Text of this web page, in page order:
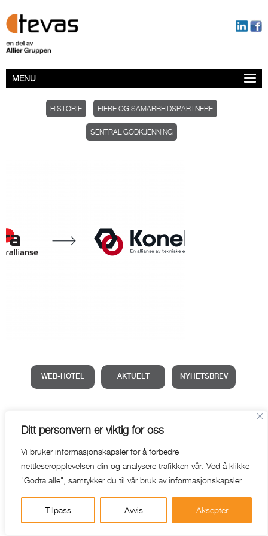
Ditt personvern er viktig for oss
Vi bruker informasjonskapsler for å forbedre
nettleseropplevelsen din og analysere trafikken vår. Ved å klikke
"Godta alle", samtykker du til vår bruk av informasjonskapsler.
TIlpass Avvis Aksepter
MENU
HISTORIE EIERE OG SAMARBEIDSPARTNERE
SENTRAL GODKJENNING
WEB-HOTEL AKTUELT NYHETSBREV